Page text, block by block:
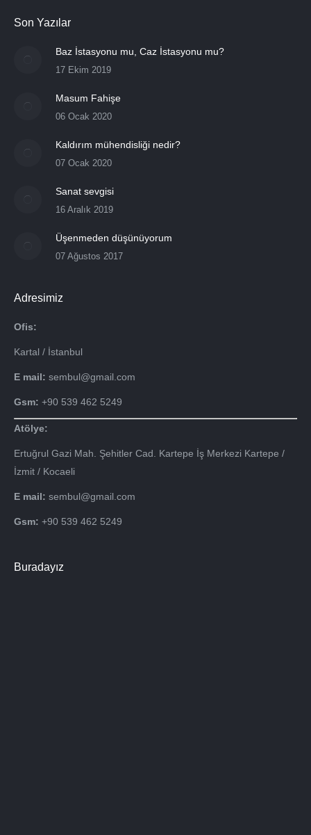
Son Yazılar
Baz İstasyonu mu, Caz İstasyonu mu?
17 Ekim 2019
Masum Fahişe
06 Ocak 2020
Kaldırım mühendisliği nedir?
07 Ocak 2020
Sanat sevgisi
16 Aralık 2019
Üşenmeden düşünüyorum
07 Ağustos 2017
Adresimiz
Ofis:
Kartal / İstanbul
E mail: sembul@gmail.com
Gsm: +90 539 462 5249
Atölye:
Ertuğrul Gazi Mah. Şehitler Cad. Kartepe İş Merkezi Kartepe /
İzmit / Kocaeli
E mail: sembul@gmail.com
Gsm: +90 539 462 5249
Buradayız